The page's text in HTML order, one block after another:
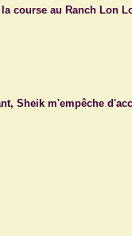
course au Ranch Lon
Sheik m'empêche